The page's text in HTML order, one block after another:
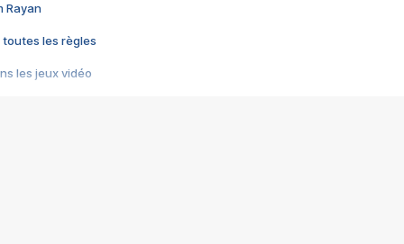
Rayan
toutes les règles
les jeux vidéo